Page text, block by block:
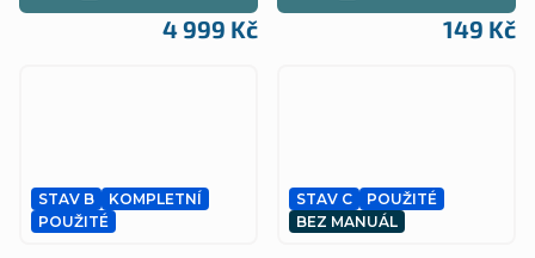
4 999 Kč 149 Kč
STAV B
KOMPLETNÍ
POUŽITÉ
STAV C
POUŽITÉ
BEZ MANUÁL